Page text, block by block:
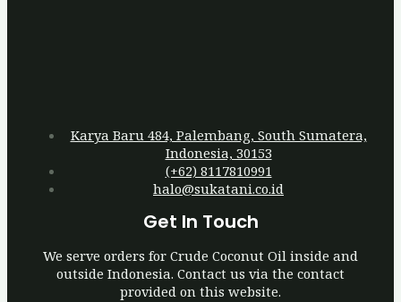
Karya Baru 484, Palembang, South Sumatera,
Indonesia, 30153
(+62) 8117810991
halo@sukatani.co.id
Get In Touch
We serve orders for Crude Coconut Oil inside and
outside Indonesia. Contact us via the contact
provided on this website.